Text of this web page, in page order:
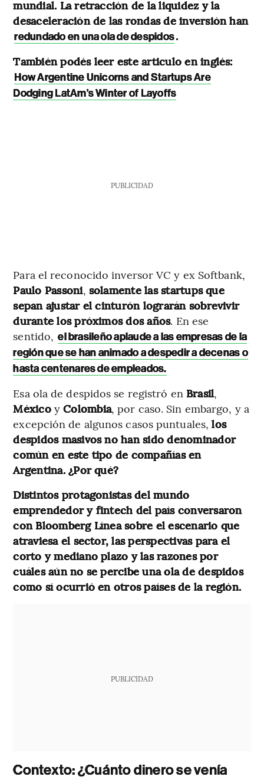
mundial. La retracción de la liquidez y la
desaceleración de las rondas de inversión han
redundado en una ola de despidos.
También podés leer este articulo en inglés:
How Argentine Unicorns and Startups Are
Dodging LatAm’s Winter of Layoffs
PUBLICIDAD
Para el reconocido inversor VC y ex Softbank,
Paulo Passoni, solamente las startups que
sepan ajustar el cinturón lograrán sobrevivir
durante los próximos dos años. En ese
sentido, el brasileño aplaude a las empresas de la
región que se han animado a despedir a decenas o
hasta centenares de empleados.
Esa ola de despidos se registró en Brasil,
MéxicoyColombia, por caso. Sin embargo, y a
excepción de algunos casos puntuales, los
despidos masivos no han sido denominador
común en este tipo de compañías en
Argentina. ¿Por qué?
Distintos protagonistas del mundo
emprendedor y fintech del país conversaron
con Bloomberg Línea sobre el escenario que
atraviesa el sector, las perspectivas para el
corto y mediano plazo y las razones por
cuáles aún no se percibe una ola de despidos
como sí ocurrió en otros países de la región.
PUBLICIDAD
Contexto: ¿Cuánto dinero se venía